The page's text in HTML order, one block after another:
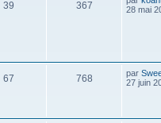
39 367
28 mai
67 768 par
27 juin